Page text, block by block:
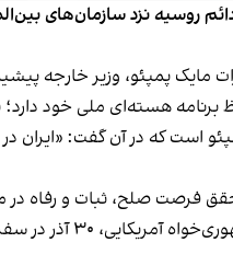
دائم روسیه نزد سازمان‌های
مایک پمپئو، وزیر خارجه
هسته‌ای ملی خود
است که در آن گفت: «ایران
فرصت صلح، ثبات و رفاه
۳۰ آذر در سفر به اسرائیل